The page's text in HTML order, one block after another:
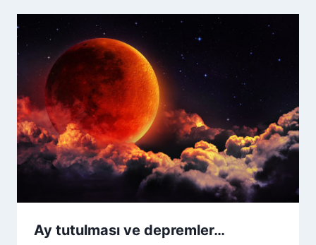
Ay tutulması ve depremler…